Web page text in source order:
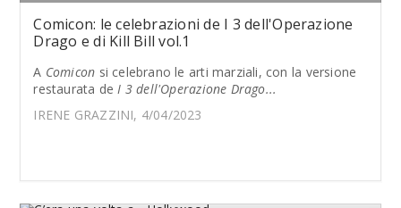
Comicon: le celebrazioni de I 3 dell'Operazione
Drago e di Kill Bill vol.1
A Comicon si celebrano le arti marziali, con la versione
restaurata deI 3 dell'Operazione Drago...
IRENE GRAZZINI, 4/04/2023